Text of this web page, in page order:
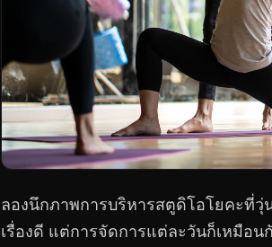
ลองนึกภาพการบริหารสตูดิโอโยคะที่วุ่
เรื่องดี แต่การจัดการแต่ละวันก็เหมือ